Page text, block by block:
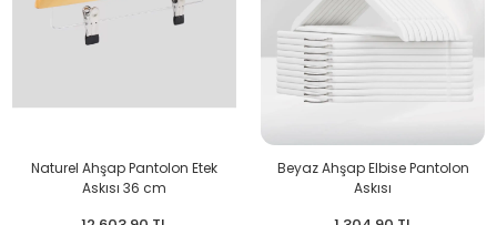
Naturel Ahşap Pantolon Etek
Askısı 36 cm
Beyaz Ahşap Elbise Pantolon
Askısı